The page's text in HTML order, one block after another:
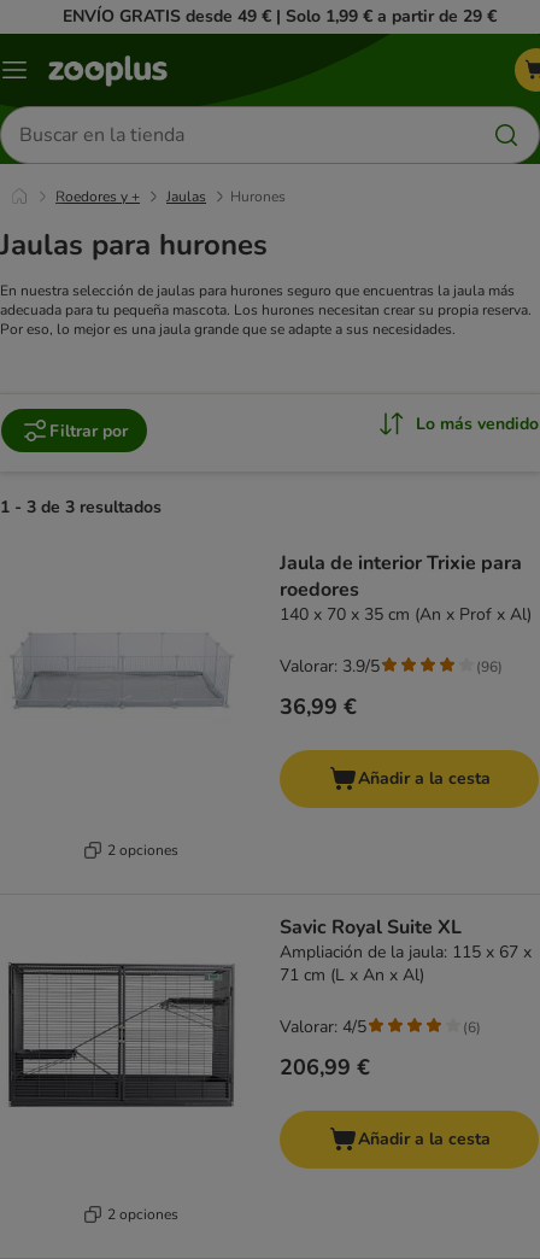
ENVÍO GRATIS desde 49 € | Solo 1,99 € a partir de 29 €
Menú
Buscar
productos
Roedores y + Jaulas Hurones
Jaulas para hurones
En nuestra selección de jaulas para hurones seguro que encuentras la jaula más
adecuada para tu pequeña mascota. Los hurones necesitan crear su propia reserva.
Por eso, lo mejor es una jaula grande que se adapte a sus necesidades.
Filtrar por Lo más vendido
1 - 3 de 3 resultados
2 opciones
Jaula de interior Trixie para
roedores
140 x 70 x 35 cm (An x Prof x Al)
36,99 €
Valorar: 3.9/5 (96)
Añadir a la cesta
2 opciones
Savic Royal Suite XL
Ampliación de la jaula: 115 x 67 x
71 cm (L x An x Al)
206,99 €
Valorar: 4/5 (6)
Añadir a la cesta